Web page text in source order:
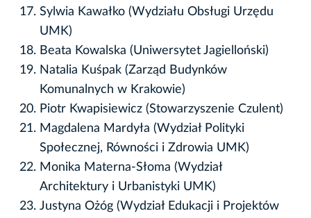
Sylwia Kawałko (Wydziału Obsługi Urzędu
UMK)
Beata Kowalska (Uniwersytet Jagielloński)
Natalia Kuśpak (Zarząd Budynków
Komunalnych w Krakowie)
Piotr Kwapisiewicz (Stowarzyszenie Czulent)
Magdalena Mardyła (Wydział Polityki
Społecznej, Równości i Zdrowia UMK)
Monika Materna-Słoma (Wydział
Architektury i Urbanistyki UMK)
Justyna Ożóg (Wydział Edukacji i Projektów